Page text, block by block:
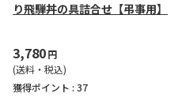
り飛騨丼の具詰合せ【弔事用】
3,780円
(送料・税込)
獲得ポイント : 37